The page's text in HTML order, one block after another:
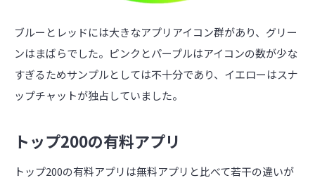
ブルーとレッドには大きなアプリアイコン群があり、グリー
ンはまばらでした。ピンクとパープルはアイコンの数が少な
すぎるためサンプルとしては不十分であり、イエローはスナ
ップチャットが独占していました。
トップ200の有料アプリ
トップ200の有料アプリは無料アプリと比べて若干の違いが